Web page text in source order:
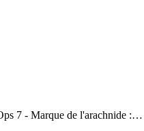
- Marque de l'arachnide : Pack de Départ